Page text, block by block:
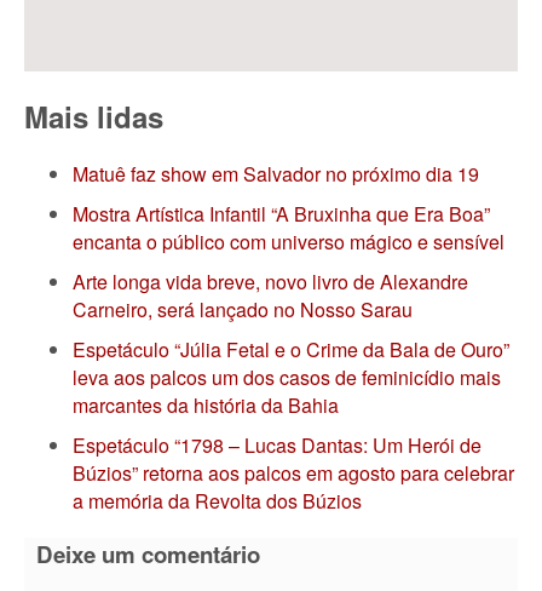
Mais lidas
Matuê faz show em Salvador no próximo dia 19
Mostra Artística Infantil “A Bruxinha que Era Boa”
encanta o público com universo mágico e sensível
Arte longa vida breve, novo livro de Alexandre
Carneiro, será lançado no Nosso Sarau
Espetáculo “Júlia Fetal e o Crime da Bala de Ouro”
leva aos palcos um dos casos de feminicídio mais
marcantes da história da Bahia
Espetáculo “1798 – Lucas Dantas: Um Herói de
Búzios” retorna aos palcos em agosto para celebrar
a memória da Revolta dos Búzios
Deixe um comentário